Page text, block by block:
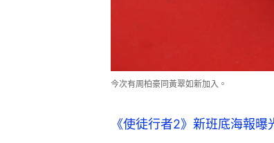
今次有周柏豪同黃翠如新加入。
《使徒行者2》新班底海報